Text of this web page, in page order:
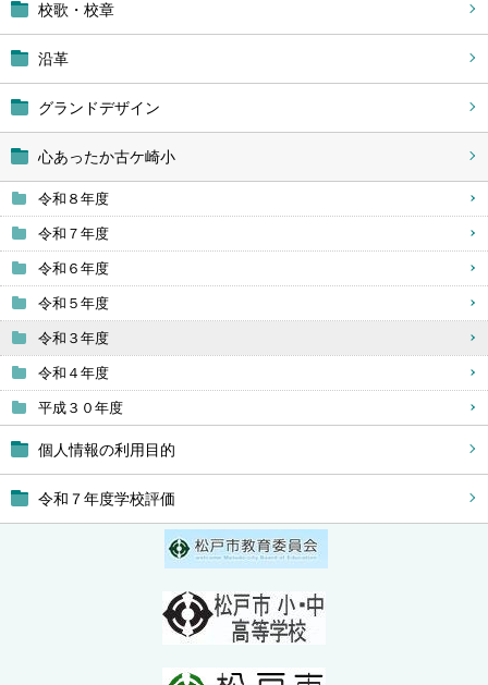
校歌・校章
沿革
グランドデザイン
心あったか古ケ崎小
令和８年度
令和７年度
令和６年度
令和５年度
令和３年度
令和４年度
平成３０年度
個人情報の利用目的
令和７年度学校評価